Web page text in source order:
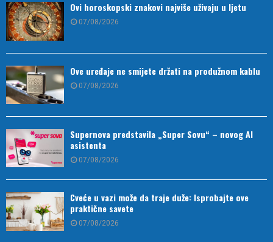
Ovi horoskopski znakovi najviše uživaju u ljetu
07/08/2026
Ove uređaje ne smijete držati na produžnom kablu
07/08/2026
Supernova predstavila „Super Sovu“ – novog AI
asistenta
07/08/2026
Cveće u vazi može da traje duže: Isprobajte ove
praktične savete
07/08/2026